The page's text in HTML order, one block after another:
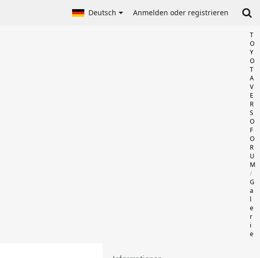
Deutsch Anmelden oder registrieren
T
O
Y
O
T
A
V
E
R
S
O
F
O
R
U
M
G
a
l
e
r
i
e